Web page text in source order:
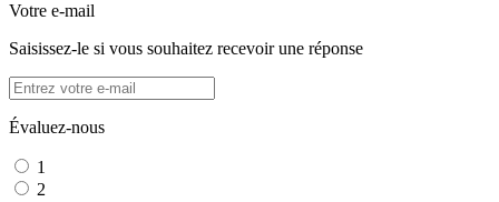
Votre e-mail
Saisissez-le si vous souhaitez recevoir une réponse
Évaluez-nous
1
2